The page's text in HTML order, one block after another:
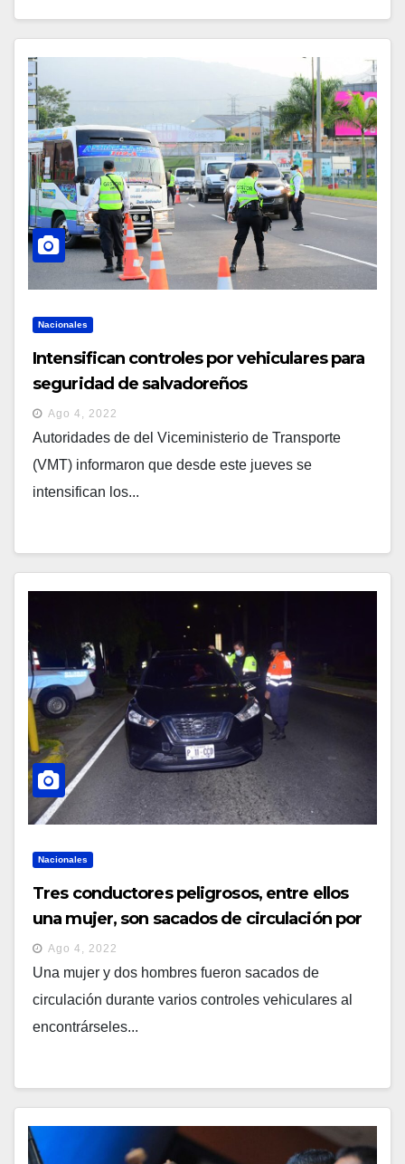
Nacionales
Intensifican controles por vehiculares para
seguridad de salvadoreños
Ago 4, 2022
Autoridades de del Viceministerio de Transporte
(VMT) informaron que desde este jueves se
intensifican los...
Nacionales
Tres conductores peligrosos, entre ellos
una mujer, son sacados de circulación por
el VMT
Ago 4, 2022
Una mujer y dos hombres fueron sacados de
circulación durante varios controles vehiculares al
encontrárseles...